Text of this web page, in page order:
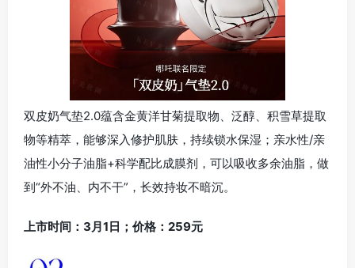
双皮奶气垫2.0蕴含金黄洋甘菊提取物、泛醇、积雪草提取
物等精萃，能够深入修护肌肤，持续锁水保湿；亲水性/亲
油性小分子油脂+科学配比成膜剂，可以吸收多余油脂，做
到“外不油、内不干”，长效持妆不暗沉。
上市时间：3月1日；价格：259元